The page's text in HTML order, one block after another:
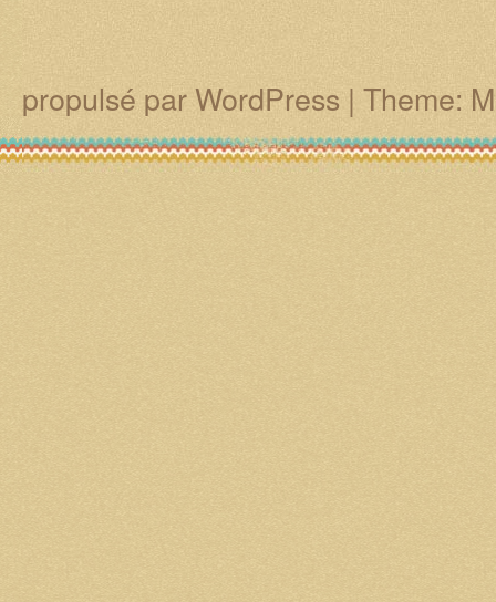
propulsé par WordPress| Theme: